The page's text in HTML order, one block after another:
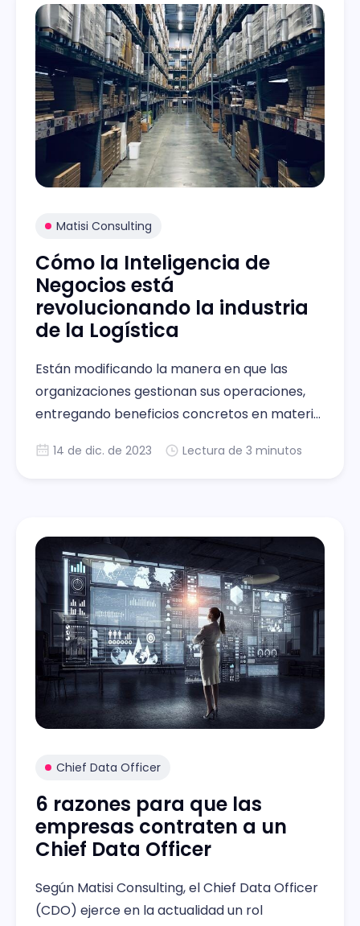
Matisi Consulting
Cómo la Inteligencia de
Negocios está
revolucionando la industria
de la Logística
Están modificando la manera en que las
organizaciones gestionan sus operaciones,
entregando beneficios concretos en materia
rentabilidad en la Logística
14 de dic. de 2023 Lectura de 3 minutos
Chief Data Officer
6 razones para que las
empresas contraten a un
Chief Data Officer
Según Matisi Consulting, el Chief Data Officer
(CDO) ejerce en la actualidad un rol